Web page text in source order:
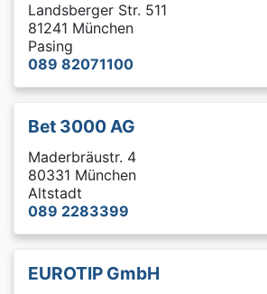
Landsberger Str. 511
81241 München
Pasing
089 82071100
Bet 3000 AG
Maderbräustr. 4
80331 München
Altstadt
089 2283399
EUROTIP GmbH